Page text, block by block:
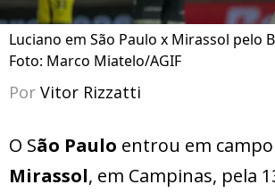
Luciano em São Paulo x Mirassol pelo
Foto: Marco Miatelo/AGIF
Por Vitor Rizzatti
O São Paulo entrou em
Mirassol, em Campinas, pela